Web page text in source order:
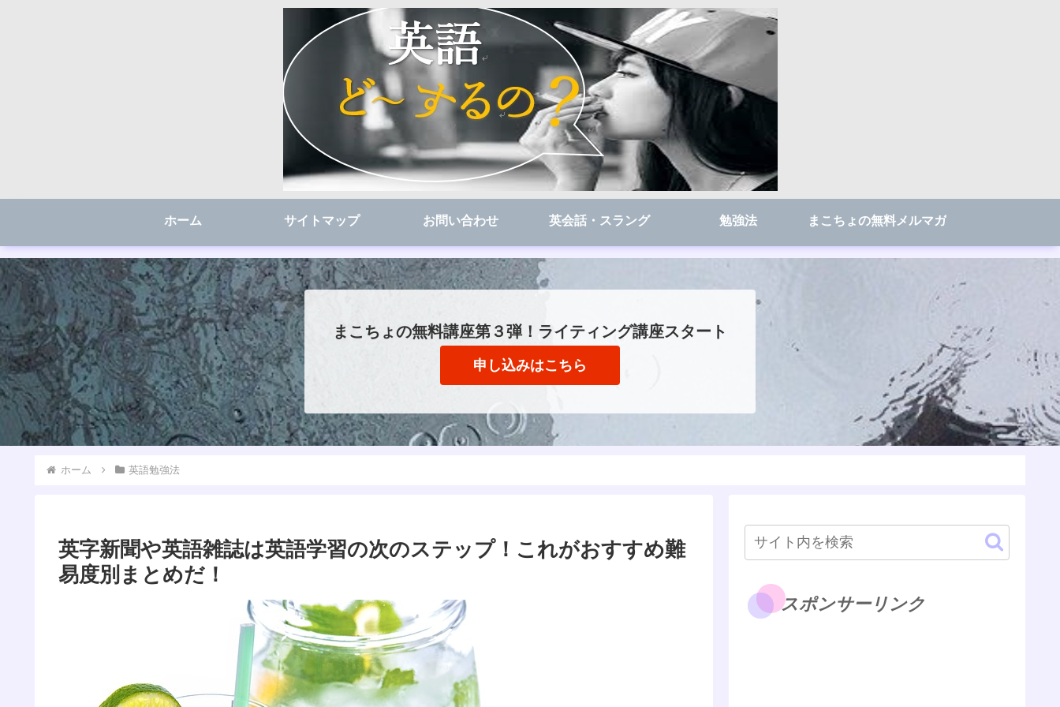
ホーム サイトマップ お問い合わせ 英会話・スラング 勉強法 まこちょの無料メルマガ
まこちょの無料講座第３弾！ライティング講座スタート
申し込みはこちら
ホーム 英語勉強法
英字新聞や英語雑誌は英語学習の次のステップ！これがおすすめ難
易度別まとめだ！
スポンサーリンク